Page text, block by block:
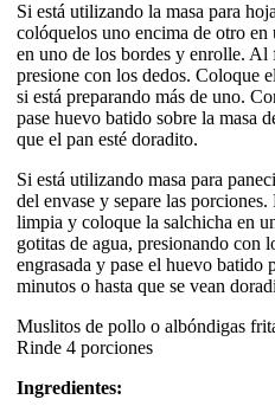
Si está utilizando la masa para
colóquelos uno encima de otro
en uno de los bordes y enrolle. Al
presione con los dedos. Coloque
si está preparando más de uno.
pase huevo batido sobre la masa
que el pan esté doradito.
Si está utilizando masa para
del envase y separe las
limpia y coloque la salchicha en
gotitas de agua, presionando con
engrasada y pase el huevo batido
minutos o hasta que se vean
Muslitos de pollo o albóndigas
Rinde 4 porciones
Ingredientes: